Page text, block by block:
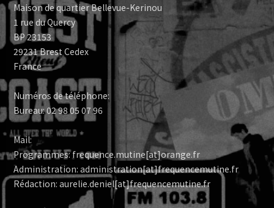
Maison de quartier Bellevue-Kerinou
1 rue du Quercy
BP 23153
29231 Brest Cedex
France
Numéros de téléphone:
Bureau: 02 98 05 07 96
Mail:
Programmes: frequence.mutine[at]orange.fr
Administration: administration[at]frequencemutine.fr
Rédaction: aurelie.deniel[at]frequencemutine.fr